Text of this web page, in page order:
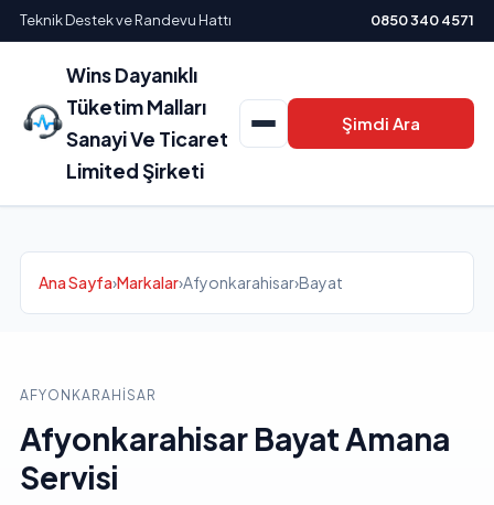
Teknik Destek ve Randevu Hattı 0850 340 4571
Wins Dayanıklı
Tüketim Malları
Sanayi Ve Ticaret
Limited Şirketi
Şimdi Ara
Ana Sayfa›Markalar›Afyonkarahisar›Bayat
AFYONKARAHISAR
Afyonkarahisar Bayat Amana
Servisi